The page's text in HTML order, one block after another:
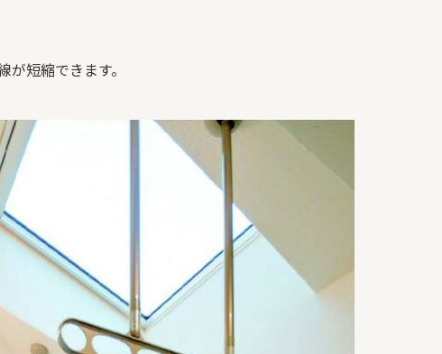
短縮できます。